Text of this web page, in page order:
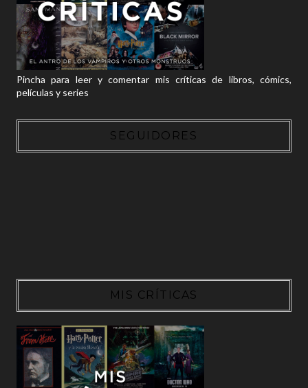
Pincha para leer y comentar mis críticas de libros, cómics,
películas y series
SEGUIDORES
MIS CRÍTICAS